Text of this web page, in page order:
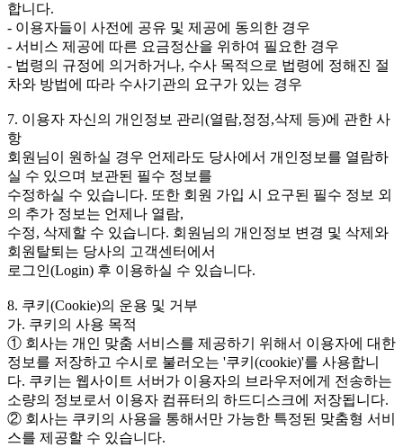
합니다.
- 이용자들이 사전에 공유 및 제공에 동의한 경우
- 서비스 제공에 따른 요금정산을 위하여 필요한 경우
- 법령의 규정에 의거하거나, 수사 목적으로 법령에 정해진 절
차와 방법에 따라 수사기관의 요구가 있는 경우
7. 이용자 자신의 개인정보 관리(열람,정정,삭제 등)에 관한 사
항
회원님이 원하실 경우 언제라도 당사에서 개인정보를 열람하
실 수 있으며 보관된 필수 정보를
수정하실 수 있습니다. 또한 회원 가입 시 요구된 필수 정보 외
의 추가 정보는 언제나 열람,
수정, 삭제할 수 있습니다. 회원님의 개인정보 변경 및 삭제와
회원탈퇴는 당사의 고객센터에서
로그인(Login) 후 이용하실 수 있습니다.
8. 쿠키(Cookie)의 운용 및 거부
가. 쿠키의 사용 목적
① 회사는 개인 맞춤 서비스를 제공하기 위해서 이용자에 대한
정보를 저장하고 수시로 불러오는 '쿠키(cookie)'를 사용합니
다. 쿠키는 웹사이트 서버가 이용자의 브라우저에게 전송하는
소량의 정보로서 이용자 컴퓨터의 하드디스크에 저장됩니다.
② 회사는 쿠키의 사용을 통해서만 가능한 특정된 맞춤형 서비
스를 제공할 수 있습니다.